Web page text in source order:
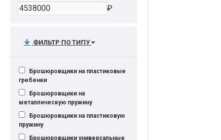
₽
ФИЛЬТР ПО ТИПУ
Брошюровщики на пластиковые
гребенки
Брошюровщики на
металлическую пружину
Брошюровщики на пластиковую
пружину
Брошюровщики универсальные